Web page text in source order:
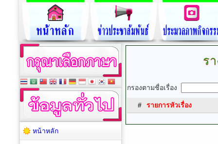
ร
กรองตามชื่อเรื่อง
# รายการหัวเรื่อง
หน้าหลัก